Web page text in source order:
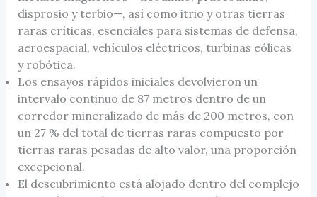
disprosio y terbio—, así como itrio y otras tierras
raras críticas, esenciales para sistemas de defensa,
aeroespacial, vehículos eléctricos, turbinas eólicas
y robótica.
Los ensayos rápidos iniciales devolvieron un
intervalo continuo de 87 metros dentro de un
corredor mineralizado de más de 200 metros, con
un 27 % del total de tierras raras compuesto por
tierras raras pesadas de alto valor, una proporción
excepcional.
El descubrimiento está alojado dentro del complejo